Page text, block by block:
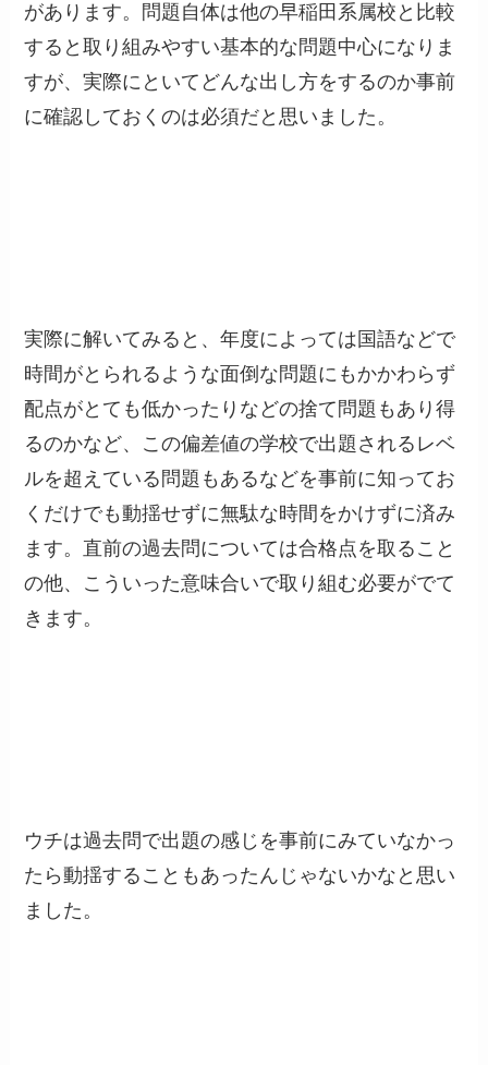
があります。問題自体は他の早稲田系属校と比較
すると取り組みやすい基本的な問題中心になりま
すが、実際にといてどんな出し方をするのか事前
に確認しておくのは必須だと思いました。
実際に解いてみると、年度によっては国語などで
時間がとられるような面倒な問題にもかかわらず
配点がとても低かったりなどの捨て問題もあり得
るのかなど、この偏差値の学校で出題されるレベ
ルを超えている問題もあるなどを事前に知ってお
くだけでも動揺せずに無駄な時間をかけずに済み
ます。直前の過去問については合格点を取ること
の他、こういった意味合いで取り組む必要がでて
きます。
ウチは過去問で出題の感じを事前にみていなかっ
たら動揺することもあったんじゃないかなと思い
ました。